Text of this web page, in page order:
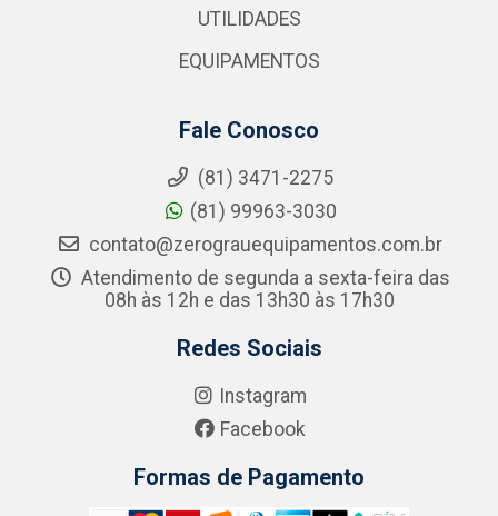
UTILIDADES
EQUIPAMENTOS
Fale Conosco
(81) 3471-2275
(81) 99963-3030
contato@zerograuequipamentos.com.br
Atendimento de segunda a sexta-feira das
08h às 12h e das 13h30 às 17h30
Redes Sociais
Instagram
Facebook
Formas de Pagamento